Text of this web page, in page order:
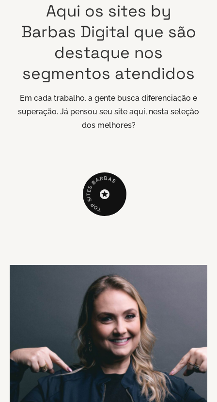
Aqui os sites by
Barbas Digital que são
destaque nos
segmentos atendidos
Em cada trabalho, a gente busca diferenciação e
superação. Já pensou seu site aqui, nesta seleção
dos melhores?
T
O
P
S
I
T
E
S
BARBAS